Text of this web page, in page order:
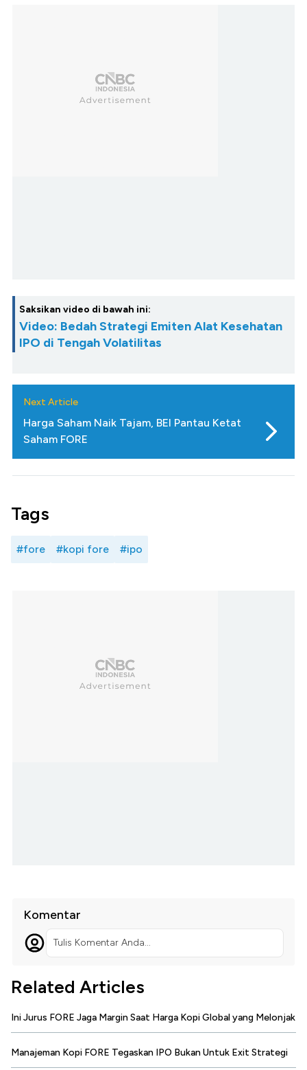
Saksikan video di bawah ini:
Video: Bedah Strategi Emiten Alat Kesehatan
IPO di Tengah Volatilitas
Next Article
Harga Saham Naik Tajam, BEI Pantau Ketat
Saham FORE
Tags
#fore #kopi fore #ipo
Komentar
Tulis Komentar Anda...
Related Articles
Ini Jurus FORE Jaga Margin Saat Harga Kopi Global yang Melonjak
Manajeman Kopi FORE Tegaskan IPO Bukan Untuk Exit Strategi